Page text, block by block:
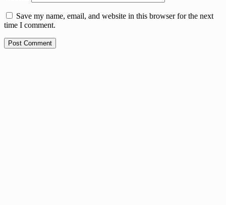
Save my name, email, and website in this browser for the next
time I comment.